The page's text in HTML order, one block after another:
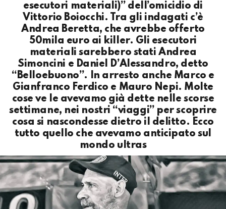
esecutori materiali)” dell’omicidio di
Vittorio Boiocchi. Tra gli indagati c’è
Andrea Beretta, che avrebbe offerto
50mila euro ai killer. Gli esecutori
materiali sarebbero stati Andrea
Simoncini e Daniel D’Alessandro, detto
“Belloebuono”. In arresto anche Marco e
Gianfranco Ferdico e Mauro Nepi. Molte
cose ve le avevamo già dette nelle scorse
settimane, nei nostri “viaggi” per scoprire
cosa si nascondesse dietro il delitto. Ecco
tutto quello che avevamo anticipato sul
mondo ultras